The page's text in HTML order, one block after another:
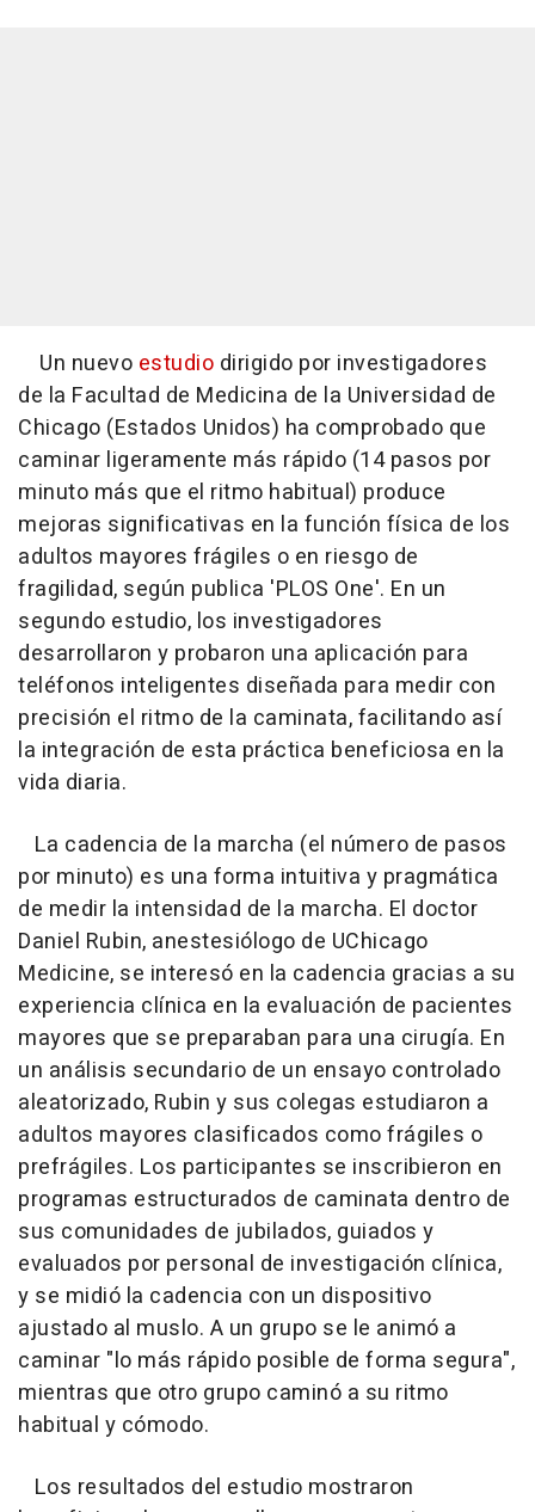
Un nuevo estudio dirigido por investigadores
de la Facultad de Medicina de la Universidad de
Chicago (Estados Unidos) ha comprobado que
caminar ligeramente más rápido (14 pasos por
minuto más que el ritmo habitual) produce
mejoras significativas en la función física de los
adultos mayores frágiles o en riesgo de
fragilidad, según publica 'PLOS One'. En un
segundo estudio, los investigadores
desarrollaron y probaron una aplicación para
teléfonos inteligentes diseñada para medir con
precisión el ritmo de la caminata, facilitando así
la integración de esta práctica beneficiosa en la
vida diaria.
La cadencia de la marcha (el número de pasos
por minuto) es una forma intuitiva y pragmática
de medir la intensidad de la marcha. El doctor
Daniel Rubin, anestesiólogo de UChicago
Medicine, se interesó en la cadencia gracias a su
experiencia clínica en la evaluación de pacientes
mayores que se preparaban para una cirugía. En
un análisis secundario de un ensayo controlado
aleatorizado, Rubin y sus colegas estudiaron a
adultos mayores clasificados como frágiles o
prefrágiles. Los participantes se inscribieron en
programas estructurados de caminata dentro de
sus comunidades de jubilados, guiados y
evaluados por personal de investigación clínica,
y se midió la cadencia con un dispositivo
ajustado al muslo. A un grupo se le animó a
caminar "lo más rápido posible de forma segura",
mientras que otro grupo caminó a su ritmo
habitual y cómodo.
Los resultados del estudio mostraron